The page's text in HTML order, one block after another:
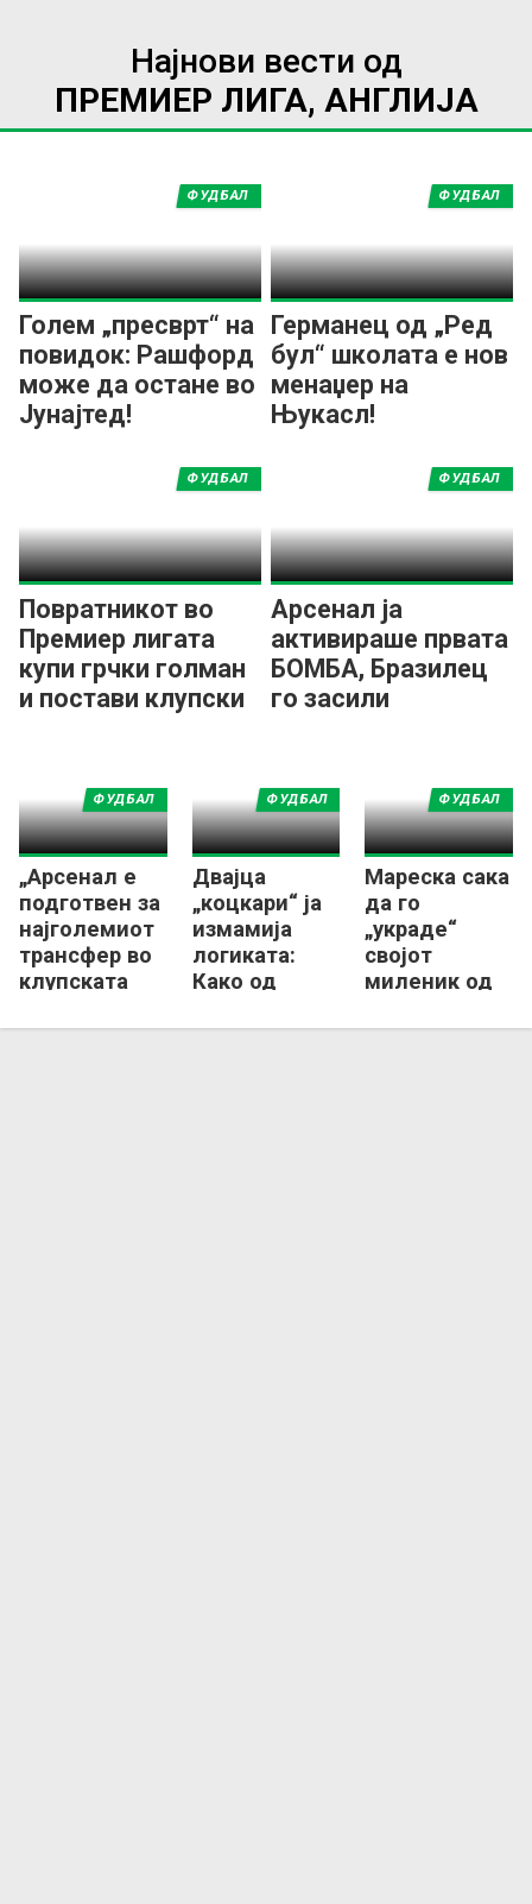
Најнови вести од
ПРЕМИЕР ЛИГА, АНГЛИЈА
Голем „пресврт“ на
повидок: Рашфорд
може да остане во
Јунајтед!
ФУДБАЛ
Германец од „Ред
бул“ школата е нов
менаџер на
Њукасл!
ФУДБАЛ
Повратникот во
Премиер лигата
купи грчки голман
и постави клупски
ФУДБАЛ
Арсенал ја
активираше првата
БОМБА, Бразилец
го засили
ФУДБАЛ
„Арсенал е
подготвен за
најголемиот
трансфер во
клупската
ФУДБАЛ
Двајца
„коцкари“ ја
измамија
логиката:
Како од
станаа хит во
ФУДБАЛ
Мареска сака
да го
„украде“
својот
миленик од
Сити
ФУДБАЛ